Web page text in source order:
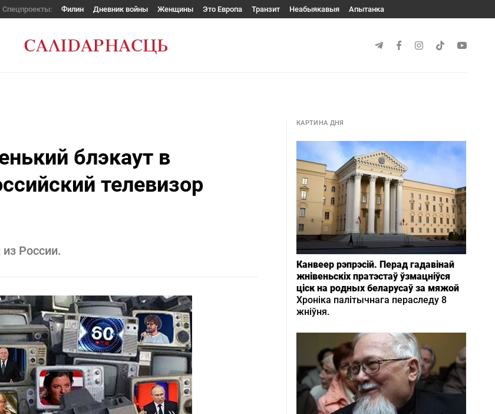
Спецпроекты: Филин Дневник войны Женщины Это Европа Транзит Неабыякавыя Апытанка
блэкаут в
телевизор
России.
КАРТИНА ДНЯ
Канвеер рэпрэсій. Перад гадавінай
жнівеньскіх пратэстаў ўзмацніўся
ціск на родных беларусаў за мяжой
Хроніка палітычнага пераследу 8
жніўня.